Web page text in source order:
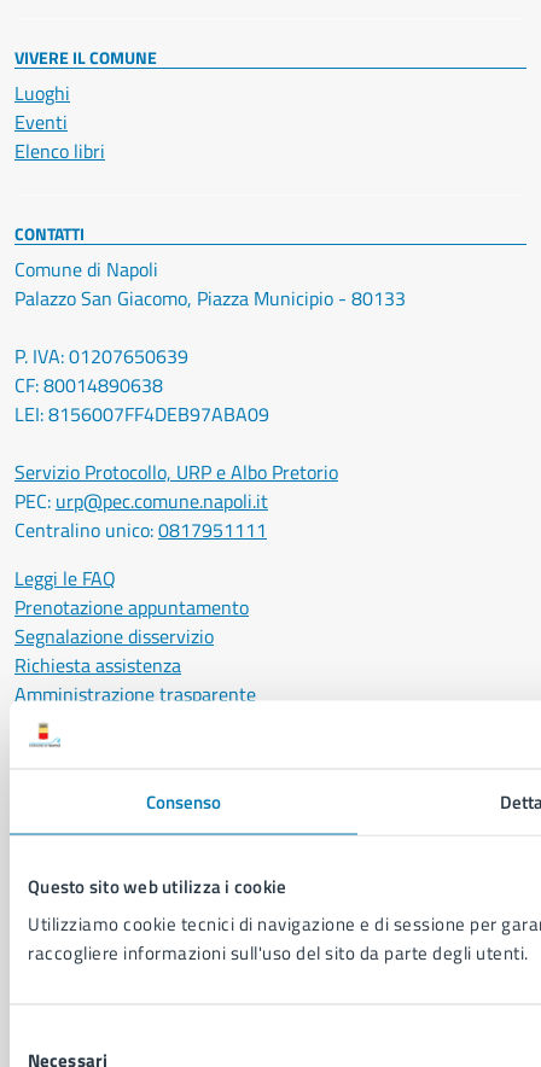
Consenso
Questo sito web utilizza i cookie
Utilizziamo cookie tecnici di navigazione e di sessione per
raccogliere informazioni sull'uso del sito da parte degli utenti.
Necessari
VIVERE IL COMUNE
Luoghi
Eventi
Elenco libri
CONTATTI
Comune di Napoli
Palazzo San Giacomo, Piazza Municipio - 80133
P. IVA: 01207650639
CF: 80014890638
LEI: 8156007FF4DEB97ABA09
Servizio Protocollo, URP e Albo Pretorio
PEC: urp@pec.comune.napoli.it
Centralino unico:0817951111
Leggi le FAQ
Prenotazione appuntamento
Segnalazione disservizio
Richiesta assistenza
Amministrazione trasparente
Informativa privacy
Cookie Policy
Notifica atti giudiziari
Segnalazione problemi di accessibilità
Piano di miglioramento del sito